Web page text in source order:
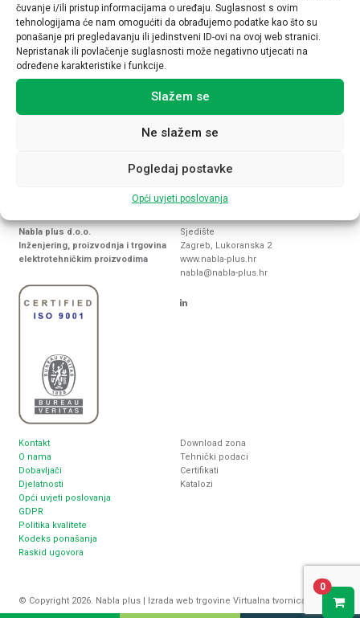
čuvanje i/ili pristup informacijama o uređaju. Suglasnost s ovim
tehnologijama će nam omogućiti da obrađujemo podatke kao što su
ponašanje pri pregledavanju ili jedinstveni ID-ovi na ovoj web stranici.
Nepristanak ili povlačenje suglasnosti može negativno utjecati na
određene karakteristike i funkcije.
Slažem se
Ne slažem se
Pogledaj postavke
Opći uvjeti poslovanja
054001
6,78€
Raspoloživost:
Kutija s poklopcem za ugradnju u podove, metalna, 4
054006
11,98€
Nabla plus d.o.o.
Inženjering, proizvodnja i trgovina
elektrotehničkim proizvodima
Sjedište
Zagreb, Lukoranska 2
www.nabla-plus.hr
nabla@nabla-plus.hr
Kontakt
O nama
Dobavljači
Djelatnosti
Opći uvjeti poslovanja
GDPR
Politika kvalitete
Kodeks ponašanja
Raskid ugovora
Download zona
Tehnički podaci
Certifikati
Katalozi
© Copyright 2026. Nabla plus | Izrada web trgovine Virtualna tvornica
0